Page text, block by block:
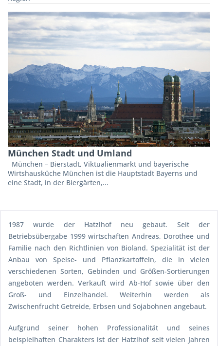
München Stadt und Umland
München – Bierstadt, Viktualienmarkt und bayerische
Wirtshausküche München ist die Hauptstadt Bayerns und
eine Stadt, in der Biergärten,...
1987 wurde der Hatzlhof neu gebaut. Seit der
Betriebsübergabe 1999 wirtschaften Andreas, Dorothee und
Familie nach den Richtlinien von Bioland. Spezialität ist der
Anbau von Speise- und Pflanzkartoffeln, die in vielen
verschiedenen Sorten, Gebinden und Größen-Sortierungen
angeboten werden. Verkauft wird Ab-Hof sowie über den
Groß- und Einzelhandel. Weiterhin werden als
Zwischenfrucht Getreide, Erbsen und Sojabohnen angebaut.
Aufgrund seiner hohen Professionalität und seines
beispielhaften Charakters ist der Hatzlhof seit vielen Jahren